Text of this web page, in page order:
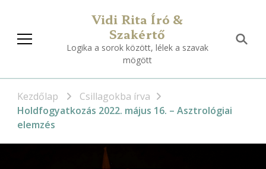
Vidi Rita Író &
Szakértő
Logika a sorok között, lélek a szavak
mögött
Kezdőlap
Csillagokba írva
Holdfogyatkozás 2022. május 16. – Asztrológiai
elemzés